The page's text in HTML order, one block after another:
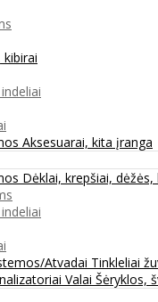
kibirai
Aksesuarai, kita įranga
Dėklai, krepšiai, dėžės,
Atvadai Tinkleliai
Valai Šėryklos,